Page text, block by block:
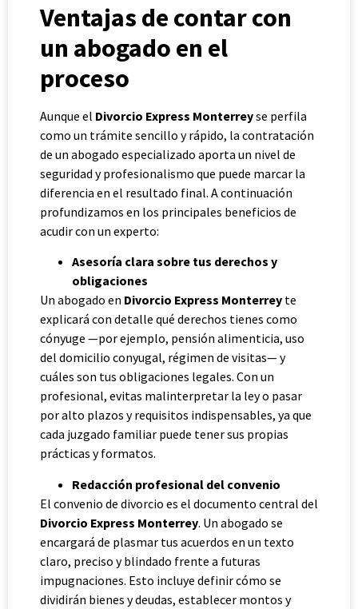
Ventajas de contar con
un abogado en el
proceso
Aunque el Divorcio Express Monterreyse perfila
como un trámite sencillo y rápido, la contratación
de un abogado especializado aporta un nivel de
seguridad y profesionalismo que puede marcar la
diferencia en el resultado final. A continuación
profundizamos en los principales beneficios de
acudir con un experto:
Asesoría clara sobre tus derechos y
obligaciones
Un abogado en Divorcio Express Monterrey te
explicará con detalle qué derechos tienes como
cónyuge —por ejemplo, pensión alimenticia, uso
del domicilio conyugal, régimen de visitas— y
cuáles son tus obligaciones legales. Con un
profesional, evitas malinterpretar la ley o pasar
por alto plazos y requisitos indispensables, ya que
cada juzgado familiar puede tener sus propias
prácticas y formatos.
Redacción profesional del convenio
El convenio de divorcio es el documento central del
Divorcio Express Monterrey. Un abogado se
encargará de plasmar tus acuerdos en un texto
claro, preciso y blindado frente a futuras
impugnaciones. Esto incluye definir cómo se
dividirán bienes y deudas, establecer montos y